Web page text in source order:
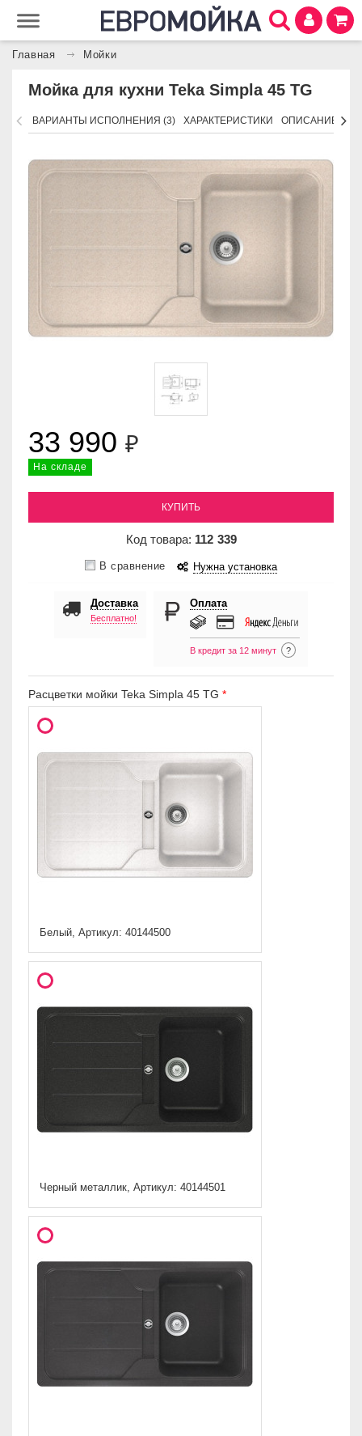
Главная Мойки
Мойка для кухни Teka Simpla 45 TG
ВАРИАНТЫ ИСПОЛНЕНИЯ (3) ХАРАКТЕРИСТИКИ ОПИСАНИЕ
33 990 ₽
На складе
КУПИТЬ
Код товара: 112 339
В сравнение Нужна установка
Доставка
Бесплатно!
Оплата
В кредит за 12 минут ?
Расцветки мойки Teka Simpla 45 TG
Белый, Артикул: 40144500
Черный металлик, Артикул: 40144501